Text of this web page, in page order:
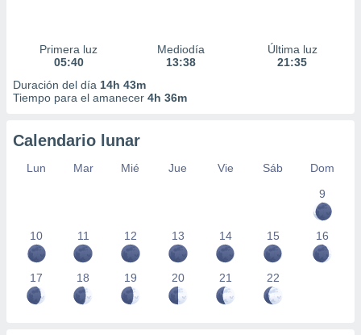
Primera luz
05:40
Mediodía
13:38
Última luz
21:35
Duración del día 14h 43m
Tiempo para el amanecer 4h 36m
Calendario lunar
Lun Mar Mié Jue Vie Sáb
Dom
9
10 11 12 13 14 15 16
17 18 19 20 21 22